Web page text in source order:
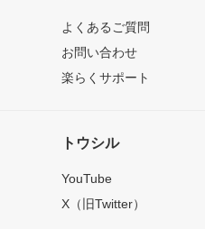
よくあるご質問
お問い合わせ
楽らくサポート
トウシル
YouTube
X（旧Twitter）